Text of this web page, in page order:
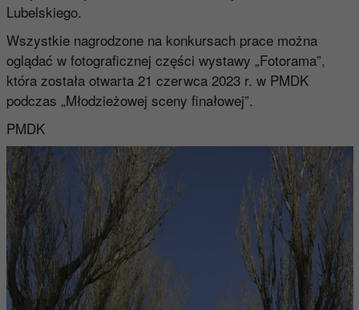
Lubelskiego.
Wszystkie nagrodzone na konkursach prace można
oglądać w fotograficznej części wystawy „Fotorama”,
która została otwarta 21 czerwca 2023 r. w PMDK
podczas „Młodzieżowej sceny finałowej”.
PMDK